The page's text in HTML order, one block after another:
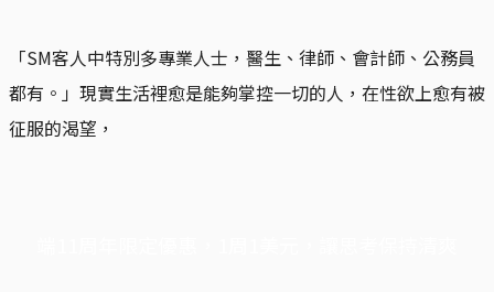
「SM客人中特別多專業人士，醫生、律師、會計師、公務員
都有。」現實生活裡愈是能夠掌控一切的人，在性欲上愈有被
征服的渴望，